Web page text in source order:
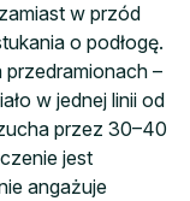
w przód
o podłogę.
–
w jednej linii od
przez 30–40
jest
angażuje